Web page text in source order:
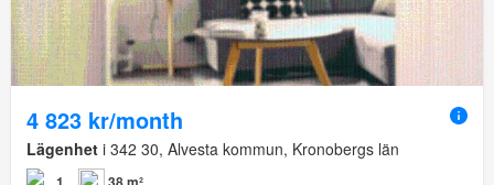
4 823 kr/month
Lägenhet i 342 30, Alvesta kommun, Kronobergs län